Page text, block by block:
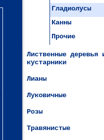
Гладиолусы
Канны
Прочие
Лиственные деревья
кустарники
Лианы
Луковичные
Розы
Травянистые